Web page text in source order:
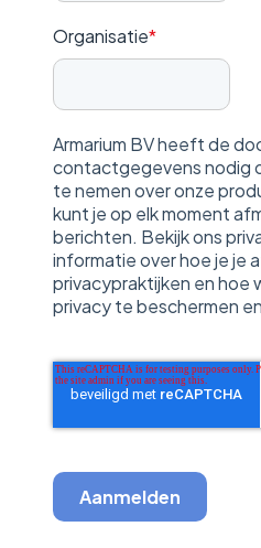
Organisatie*
Armarium BV heeft de
contactgegevens nodig
te nemen over onze
kunt je op elk moment
berichten. Bekijk ons
informatie over hoe je je
privacypraktijken en hoe
privacy te beschermen
Aanmelden